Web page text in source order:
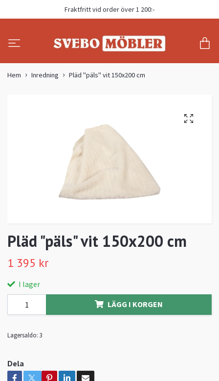
Fraktfritt vid order över 1 200:-
Hem Inredning Pläd "päls" vit 150x200 cm
Pläd "päls" vit 150x200 cm
1 395 kr
I lager
LÄGG I KORGEN
Lagersaldo: 3
Dela